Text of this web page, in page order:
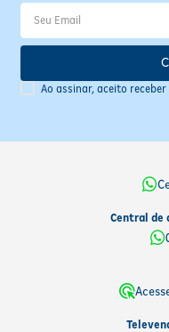
Ao assinar, aceito
Central de